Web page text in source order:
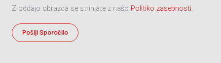
Z oddajo obrazca se strinjate z našo Politiko zasebnosti.